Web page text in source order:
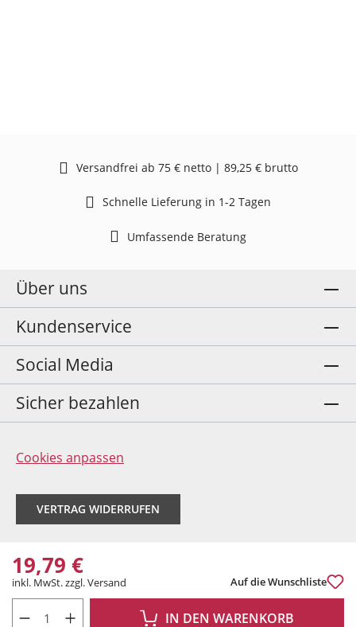
19,79 €
inkl. MwSt. zzgl. Versand Auf die Wunschliste
IN DEN WARENKORB
Versandfrei ab 75 € netto | 89,25 € brutto
Schnelle Lieferung in 1-2 Tagen
Umfassende Beratung
Über uns
Kundenservice
Social Media
Sicher bezahlen
Cookies anpassen
VERTRAG WIDERRUFEN